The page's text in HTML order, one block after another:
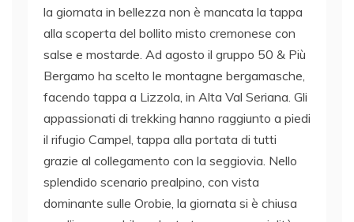
la giornata in bellezza non è mancata la tappa
alla scoperta del bollito misto cremonese con
salse e mostarde. Ad agosto il gruppo 50 & Più
Bergamo ha scelto le montagne bergamasche,
facendo tappa a Lizzola, in Alta Val Seriana. Gli
appassionati di trekking hanno raggiunto a piedi
il rifugio Campel, tappa alla portata di tutti
grazie al collegamento con la seggiovia. Nello
splendido scenario prealpino, con vista
dominante sulle Orobie, la giornata si è chiusa